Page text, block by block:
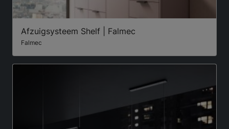
Afzuigsysteem Shelf | Falmec
Falmec